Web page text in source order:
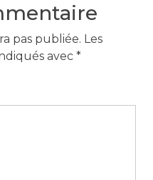
pas publiée. Les
avec *